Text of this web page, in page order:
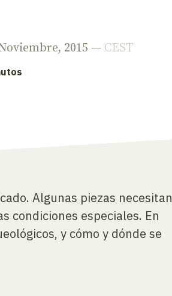
2015 — CEST
Algunas piezas necesitan
condiciones especiales. En
y cómo y dónde se